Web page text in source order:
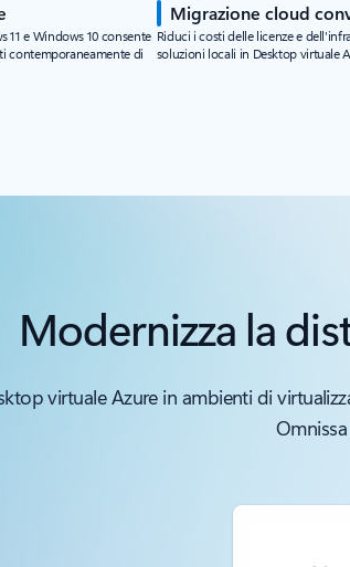
11 e Windows 10 consente
contemporaneamente di
Migrazione cloud
Riduci i costi delle licenze e
soluzioni locali in Desktop virtuale
Modernizza la
virtuale Azure in ambienti di